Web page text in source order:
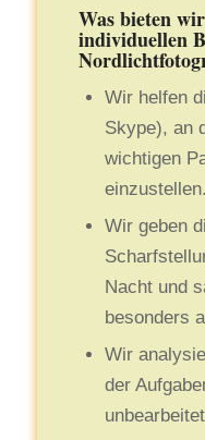
Was bieten
individuellen
Wir helfen
Skype), an
wichtigen
einzustellen.
Wir geben
Nacht und
besonders
Wir
der